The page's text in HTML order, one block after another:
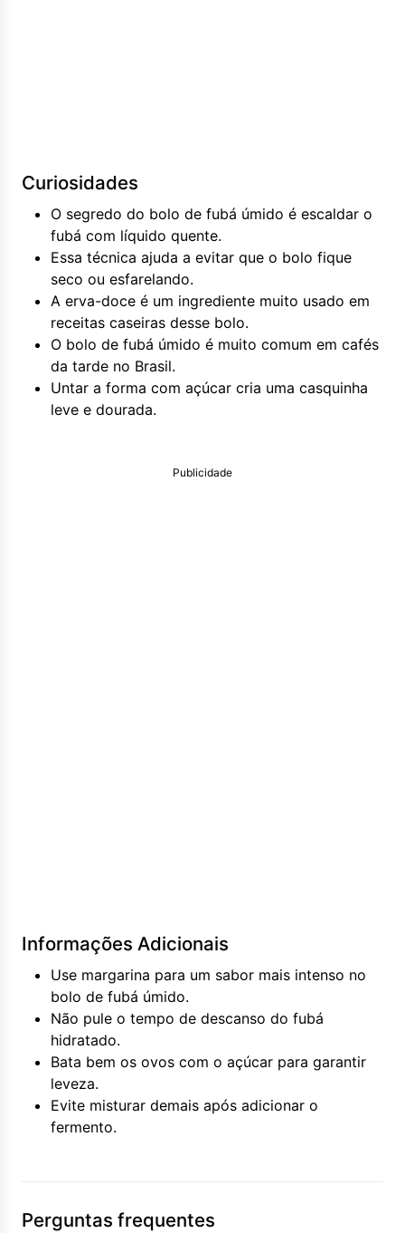
Curiosidades
O segredo do bolo de fubá úmido é escaldar o
fubá com líquido quente.
Essa técnica ajuda a evitar que o bolo fique
seco ou esfarelando.
A erva-doce é um ingrediente muito usado em
receitas caseiras desse bolo.
O bolo de fubá úmido é muito comum em cafés
da tarde no Brasil.
Untar a forma com açúcar cria uma casquinha
leve e dourada.
Publicidade
Informações Adicionais
Use margarina para um sabor mais intenso no
bolo de fubá úmido.
Não pule o tempo de descanso do fubá
hidratado.
Bata bem os ovos com o açúcar para garantir
leveza.
Evite misturar demais após adicionar o
fermento.
Perguntas frequentes